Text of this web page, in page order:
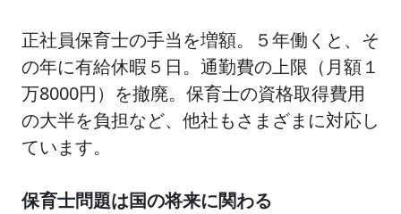
正社員保育士の手当を増額。５年働くと、そ
の年に有給休暇５日。通勤費の上限（月額１
万8000円）を撤廃。保育士の資格取得費用
の大半を負担など、他社もさまざまに対応し
ています。
保育士問題は国の将来に関わる